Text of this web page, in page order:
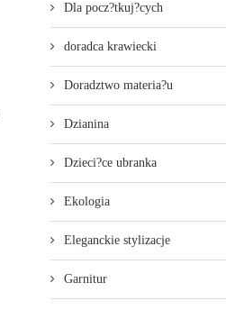
Dla pocz?tkuj?cych
doradca krawiecki
Doradztwo materia?u
Dzianina
Dzieci?ce ubranka
Ekologia
Eleganckie stylizacje
Garnitur